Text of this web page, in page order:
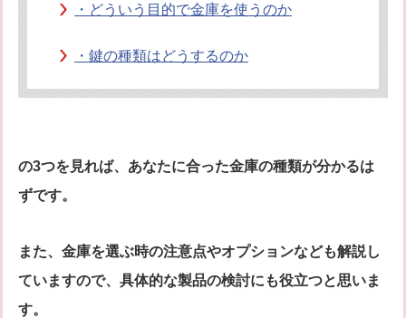
・どういう目的で金庫を使うのか
・鍵の種類はどうするのか
の3つを見れば、あなたに合った金庫の種類が分かるは
ずです。
また、金庫を選ぶ時の注意点やオプションなども解説し
ていますので、具体的な製品の検討にも役立つと思いま
す。